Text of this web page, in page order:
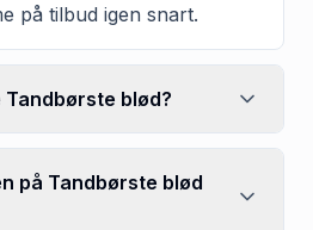
på tilbud igen snart.
blød?
på Tandbørste blød